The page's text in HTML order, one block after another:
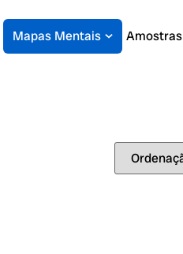
Mapas Mentais Amostras